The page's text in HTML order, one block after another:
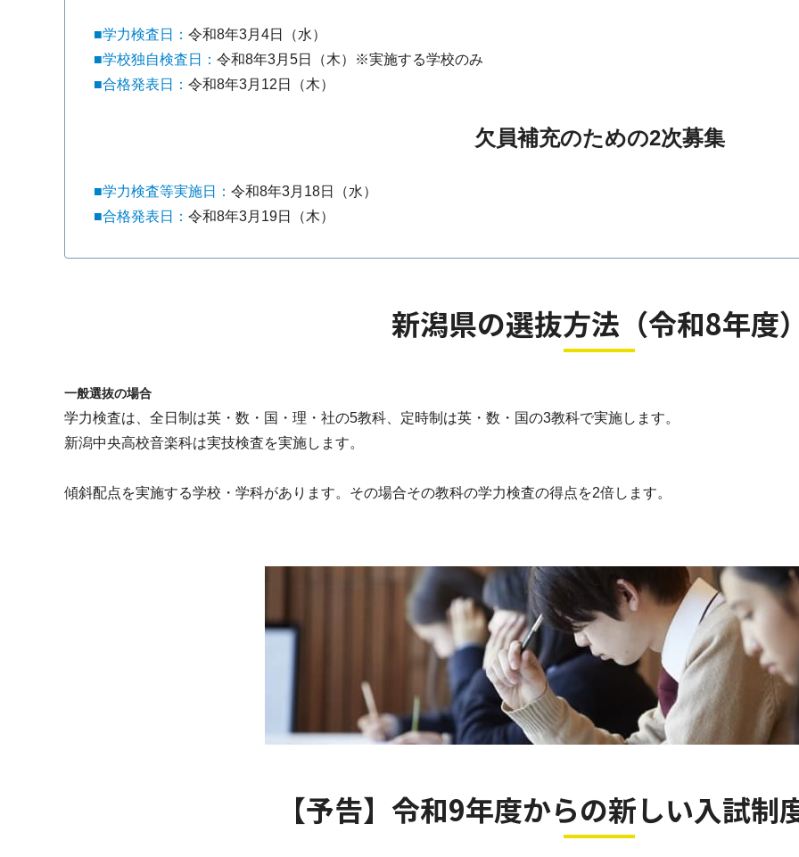
■学力検査日： 令和8年3月4日（水）
■学校独自検査日： 令和8年3月5日（木）※実施する学校のみ
■合格発表日： 令和8年3月12日（木）
欠員補充のための2次募集
■学力検査等実施日： 令和8年3月18日（水）
■合格発表日： 令和8年3月19日（木）
新潟県の選抜方法（令和8年度
一般選抜の場合
学力検査は、全日制は英・数・国・理・社の5教科、定時制は英・数・国の3教科で実施します。
新潟中央高校音楽科は実技検査を実施します。
傾斜配点を実施する学校・学科があります。その場合その教科の学力検査の得点を2倍します。
【予告】令和9年度からの新しい入試制